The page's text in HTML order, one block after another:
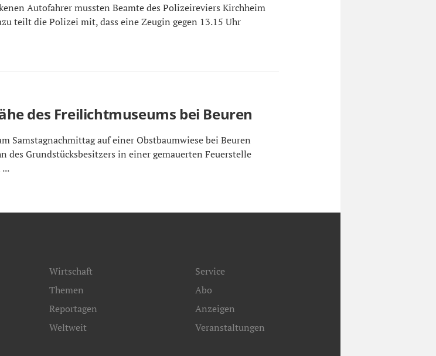
Autofahrer mussten Beamte des Polizeireviers Kirchheim
teilt die Polizei mit, dass eine Zeugin gegen 13.15 Uhr
des Freilichtmuseums bei Beuren
Samstagnachmittag auf einer Obstbaumwiese bei Beuren
des Grundstücksbesitzers in einer gemauerten Feuerstelle
Wirtschaft
Themen
Reportagen
Weltweit
Service
Abo
Anzeigen
Veranstaltungen